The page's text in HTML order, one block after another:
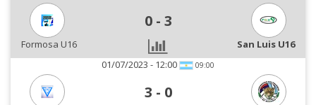
0 - 3
Formosa U16
San Luis U16
01/07/2023 - 12:00
09:00
3 - 0